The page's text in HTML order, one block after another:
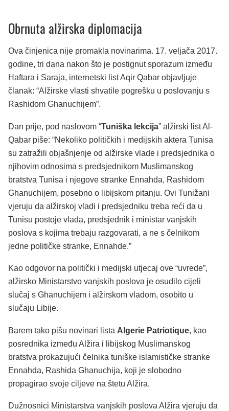
Obrnuta alžirska diplomacija
Ova činjenica nije promakla novinarima. 17. veljača 2017.
godine, tri dana nakon što je postignut sporazum između
Haftara i Saraja, internetski list Aqir Qabar objavljuje
članak: “Alžirske vlasti shvatile pogrešku u poslovanju s
Rashidom Ghanuchijem”.
Dan prije, pod naslovom “Tuniška lekcija” alžirski list Al-
Qabar piše: “Nekoliko političkih i medijskih aktera Tunisa
su zatražili objašnjenje od alžirske vlade i predsjednika o
njihovim odnosima s predsjednikom Muslimanskog
bratstva Tunisa i njegove stranke Ennahda, Rashidom
Ghanuchijem, posebno o libijskom pitanju. Ovi Tunižani
vjeruju da alžirskoj vladi i predsjedniku treba reći da u
Tunisu postoje vlada, predsjednik i ministar vanjskih
poslova s kojima trebaju razgovarati, a ne s čelnikom
jedne političke stranke, Ennahde.”
Kao odgovor na politički i medijski utjecaj ove “uvrede”,
alžirsko Ministarstvo vanjskih poslova je osudilo cijeli
slučaj s Ghanuchijem i alžirskom vladom, osobito u
slučaju Libije.
Barem tako pišu novinari lista Algerie Patriotique, kao
posrednika između Alžira i libijskog Muslimanskog
bratstva prokazujući čelnika tuniške islamističke stranke
Ennahda, Rashida Ghanuchija, koji je slobodno
propagirao svoje ciljeve na štetu Alžira.
Dužnosnici Ministarstva vanjskih poslova Alžira vjeruju da